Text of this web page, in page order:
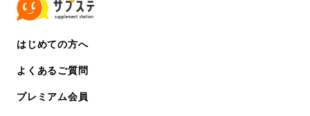
はじめての方へ
よくあるご質問
プレミアム会員